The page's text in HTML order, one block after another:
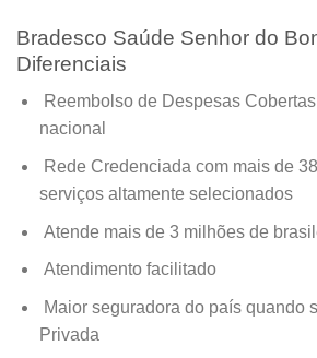
Bradesco Saúde Senhor do
Diferenciais
Reembolso de Despesas
nacional
Rede Credenciada com mais de
serviços altamente selecionados
Atende mais de 3 milhões de
Atendimento facilitado
Maior seguradora do país quando
Privada